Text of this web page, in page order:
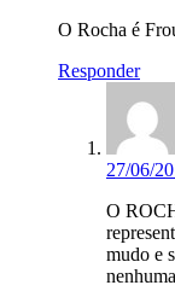
O Rocha é
Responder
27/06/
O
mudo e